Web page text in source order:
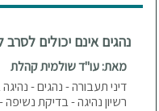
נהגים אינם יכולים
מאת: עו"ד שולמית קהלת
דיני תעבורה - נהגים -
רשיון נהיגה - בדיקת